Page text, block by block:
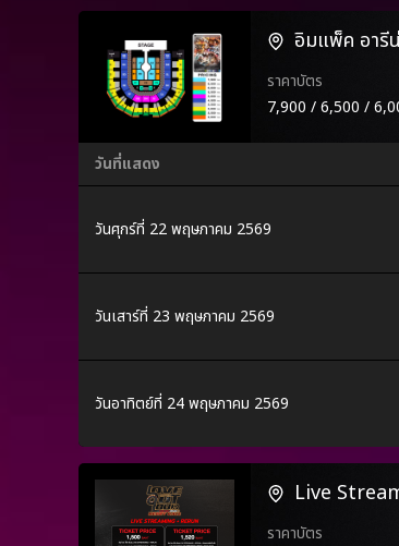
อิมแพ็ค อารี
ราคาบัตร
7,900 / 6,500 /
วันที่แสดง
วันศุกร์ที่ 22 พฤษภาคม 2569
วันเสาร์ที่ 23 พฤษภาคม 2569
วันอาทิตย์ที่ 24 พฤษภาคม 2569
Live
ราคาบัตร